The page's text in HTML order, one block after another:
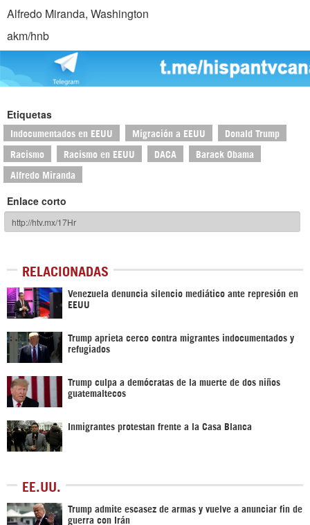
Alfredo Miranda, Washington
akm/hnb
Etiquetas
Indocumentados en EEUU Migración a EEUU Donald Trump
Racismo Racismo en EEUU DACA Barack Obama
Alfredo Miranda
Enlace corto
RELACIONADAS
Venezuela denuncia silencio mediático ante represión en
EEUU
Trump aprieta cerco contra migrantes indocumentados y
refugiados
Trump culpa a demócratas de la muerte de dos niños
guatemaltecos
Inmigrantes protestan frente a la Casa Blanca
EE.UU.
Trump admite escasez de armas y vuelve a anunciar fin de
guerra con Irán